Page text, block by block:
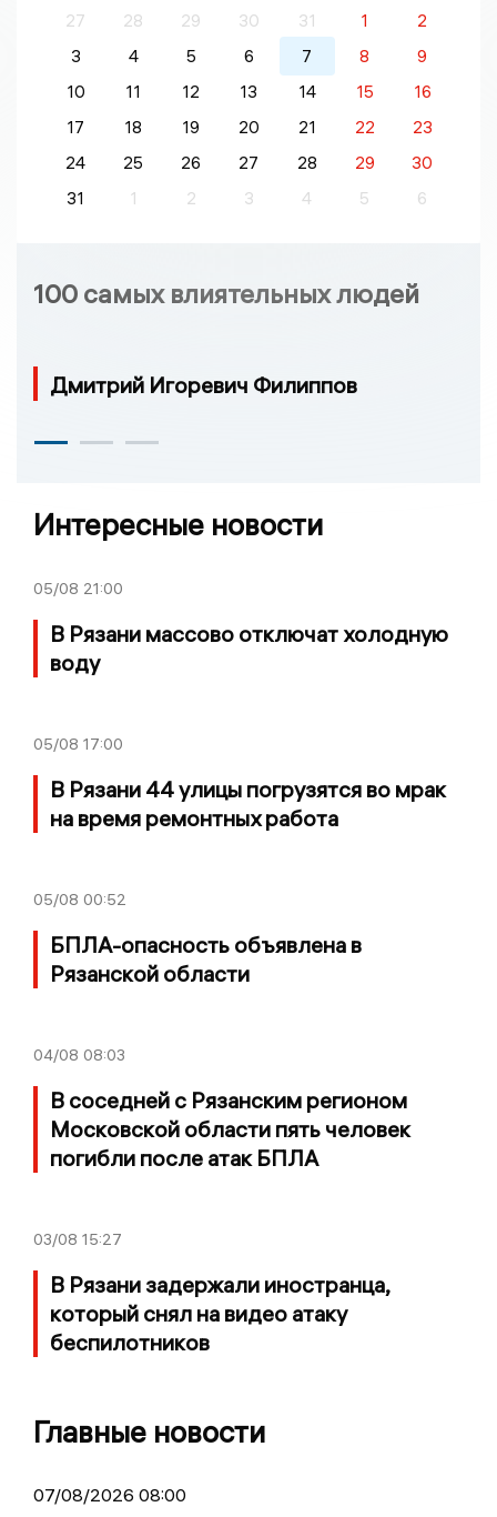
27
28 29 30 31 1
2
3
4 5 6 7 8
9
10
11 12 13 14 15
16
17
18 19 20 21 22
23
24
25 26 27 28 29
30
31
1 2 3 4 5 6
100 самых влиятельных людей
Дмитрий Игоревич Филиппов
Интересные новости
05/08 21:00
В Рязани массово отключат холодную
воду
05/08 17:00
В Рязани 44 улицы погрузятся во мрак
на время ремонтных работа
05/08 00:52
БПЛА-опасность объявлена в
Рязанской области
04/08 08:03
В соседней с Рязанским регионом
Московской области пять человек
погибли после атак БПЛА
03/08 15:27
В Рязани задержали иностранца,
который снял на видео атаку
беспилотников
Главные новости
07/08/2026 08:00